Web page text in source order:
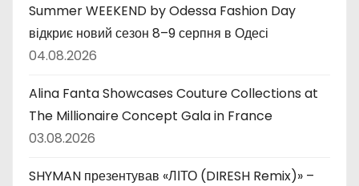
Summer WEEKEND by Odessa Fashion Day
відкриє новий сезон 8–9 серпня в Одесі
04.08.2026
Alina Fanta Showcases Couture Collections at
The Millionaire Concept Gala in France
03.08.2026
SHYMAN презентував «ЛІТО (DIRESH Remix)» –